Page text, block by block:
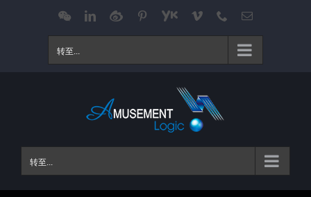
WeChatLinkedIn
Weibo Pinterest
Youku Vimeo Phone电
转至...
转至...